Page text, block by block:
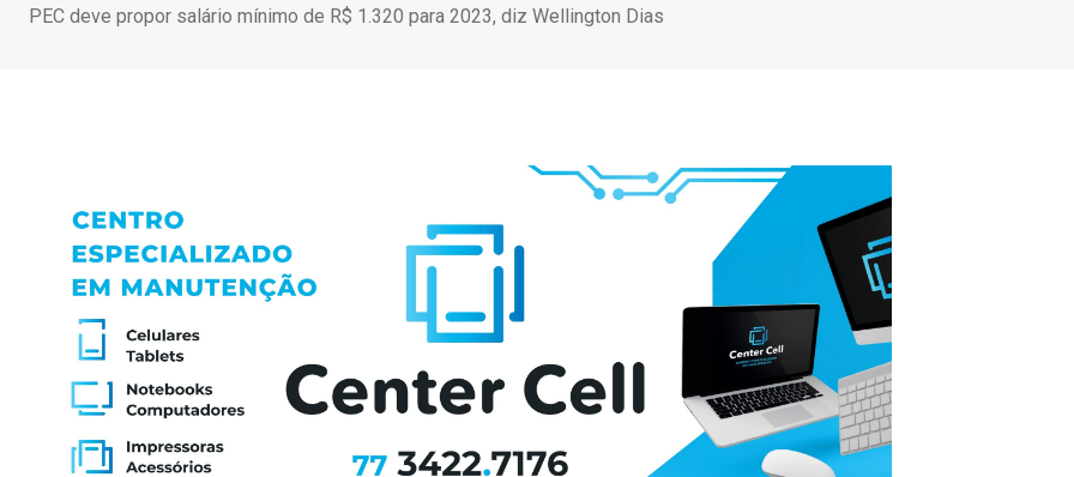
PEC deve propor salário mínimo de R$ 1.320 para 2023, diz Wellington Dias